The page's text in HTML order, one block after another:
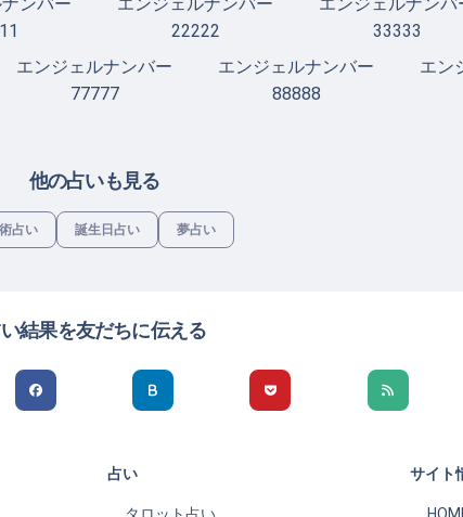
22222
33333
エンジェルナンバー
77777
エンジェルナンバー
88888
エン
他の占いも見る
占い 誕生日占い 夢占い
結果を友だちに伝える
占い サイト